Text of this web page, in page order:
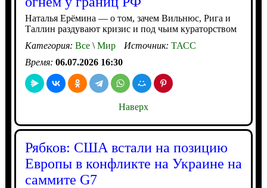
Наталья Ерёмина — о том, зачем Вильнюс, Рига и
Таллин раздувают кризис и под чьим кураторством
Категория: Все\Мир Источник: ТАСС
Время: 06.07.2026 16:30
Наверх
Рябков: США встали на позицию
Европы в конфликте на Украине на
саммите G7